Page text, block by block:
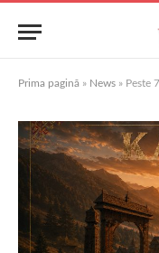
Prima pagină » News » Peste 70 de